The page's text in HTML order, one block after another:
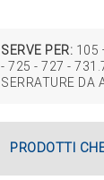
SERVE PER: 105
‑ 725 ‑ 727 ‑
SERRATURE DA
PRODOTTI